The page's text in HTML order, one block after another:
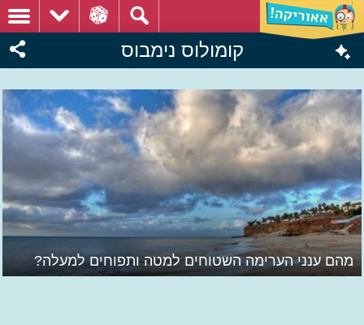
קומולוס נימבוס
מהם ענני הערימה השטוחים למטה ותפוחים למעלה?